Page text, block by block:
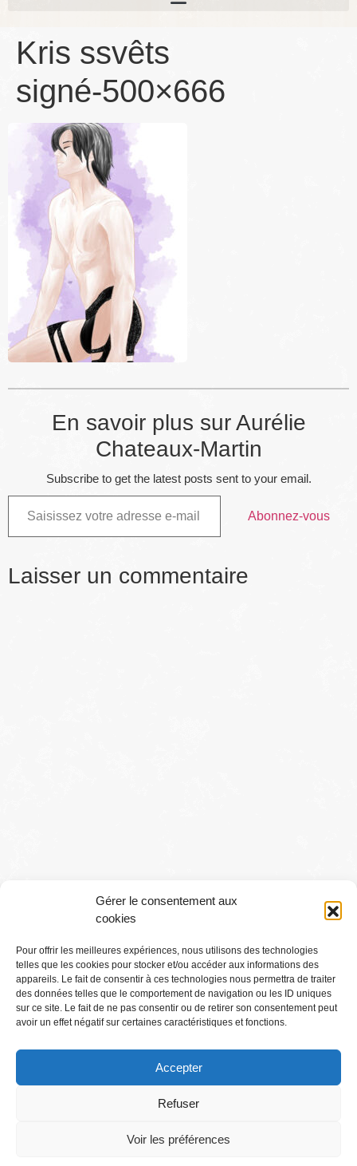
Gérer le consentement aux
cookies
Pour offrir les meilleures expériences, nous utilisons des technologies
telles que les cookies pour stocker et/ou accéder aux informations des
appareils. Le fait de consentir à ces technologies nous permettra de traiter
des données telles que le comportement de navigation ou les ID uniques
sur ce site. Le fait de ne pas consentir ou de retirer son consentement peut
avoir un effet négatif sur certaines caractéristiques et fonctions.
Accepter
Refuser
Voir les préférences
Kris ssvêts
signé-500×666
En savoir plus sur Aurélie
Chateaux-Martin
Subscribe to get the latest posts sent to your email.
Abonnez-vous
Laisser un commentaire
Conditions générales
Mentions légales
Où Me Trouver ?